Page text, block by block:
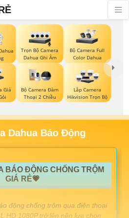
Trọn Bộ Camera
Dahua Ghi Âm
Bộ Camera Full
Color Dahua
Giá
Bộ Camera Đàm
Thoại 2 Chiều
Lắp Camera
Hikvision Trọn Bộ
Dahua Báo Động
BÁO ĐỘNG CHỐNG TRỘM
GIÁ RẺ💗
động chống trộm qua điện thoại
HD 1080P trở lên nên lựa chọn